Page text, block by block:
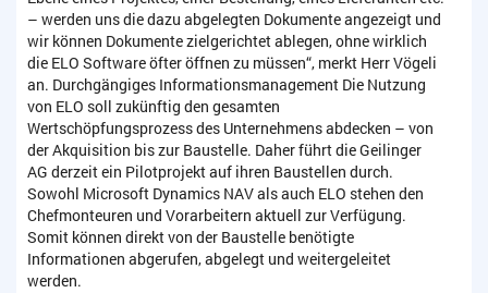
– werden uns die dazu abgelegten Dokumente angezeigt und
wir können Dokumente zielgerichtet ablegen, ohne wirklich
die ELO Software öfter öffnen zu müssen“, merkt Herr Vögeli
an. Durchgängiges Informationsmanagement Die Nutzung
von ELO soll zukünftig den gesamten
Wertschöpfungsprozess des Unternehmens abdecken – von
der Akquisition bis zur Baustelle. Daher führt die Geilinger
AG derzeit ein Pilotprojekt auf ihren Baustellen durch.
Sowohl Microsoft Dynamics NAV als auch ELO stehen den
Chefmonteuren und Vorarbeitern aktuell zur Verfügung.
Somit können direkt von der Baustelle benötigte
Informationen abgerufen, abgelegt und weitergeleitet
werden.